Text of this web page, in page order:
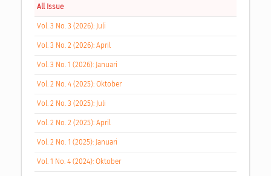
All Issue
Vol. 3 No. 3 (2026): Juli
Vol. 3 No. 2 (2026): April
Vol. 3 No. 1 (2026): Januari
Vol. 2 No. 4 (2025): Oktober
Vol. 2 No. 3 (2025): Juli
Vol. 2 No. 2 (2025): April
Vol. 2 No. 1 (2025): Januari
Vol. 1 No. 4 (2024): Oktober